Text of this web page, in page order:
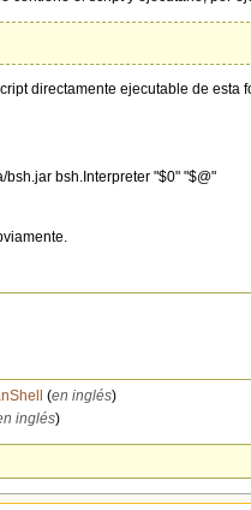
directamente ejecutable de esta
bsh.Interpreter "$0" "$@"
(en inglés)
inglés)